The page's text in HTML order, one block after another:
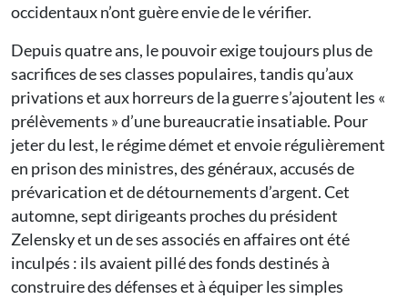
occidentaux n’ont guère envie de le vérifier.
Depuis quatre ans, le pouvoir exige toujours plus de
sacrifices de ses classes populaires, tandis qu’aux
privations et aux horreurs de la guerre s’ajoutent les «
prélèvements » d’une bureaucratie insatiable. Pour
jeter du lest, le régime démet et envoie régulièrement
en prison des ministres, des généraux, accusés de
prévarication et de détournements d’argent. Cet
automne, sept dirigeants proches du président
Zelensky et un de ses associés en affaires ont été
inculpés : ils avaient pillé des fonds destinés à
construire des défenses et à équiper les simples